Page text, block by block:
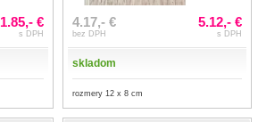
1.85,- €
s DPH
4.17,- €
bez DPH
5.12,- €
s DPH
skladom
rozmery 12 x 8 cm